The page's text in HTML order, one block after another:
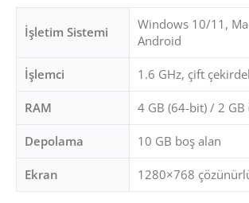
İşletim Sistemi
Windows 10/11,
Android
İşlemci 1.6 GHz, çift
RAM 4 GB (64-bit) / 2 GB
Depolama 10 GB boş alan
Ekran 1280×768